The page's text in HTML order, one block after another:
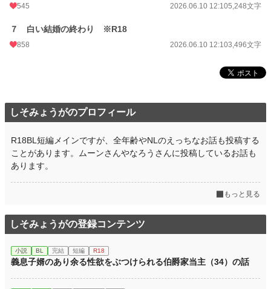
545 2026.06.10 12:105,248文字
７ 白い結婚の終わり ※R18
858 2026.06.10 12:103,496文字
しそみょうがのプロフィール
R18BL短編メインですが、全年齢やNLのえっちなお話も投稿する
ことがあります。ムーンさんやなろうさんに投稿しているお話も
あります。
もっと見る
しそみょうがの登録コンテンツ
小説 BL 完結 短編 R18
義息子婿のあり余る性欲をぶつけられる伯爵家当主（34）の話